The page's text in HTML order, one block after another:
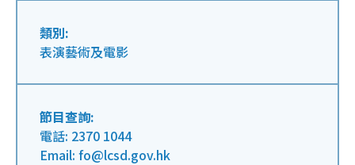
類別:
表演藝術及電影
節目查詢:
電話: 2370 1044
Email: fo@lcsd.gov.hk